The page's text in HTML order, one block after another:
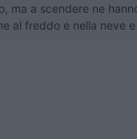
ma a scendere ne
al freddo e nella